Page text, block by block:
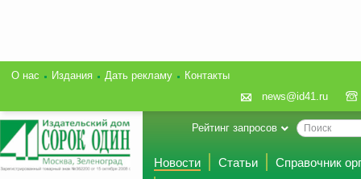
О нас Издания Дать рекламу
Контакты
news@id41.ru
Рейтинг запросов
Новости Статьи
Справочник